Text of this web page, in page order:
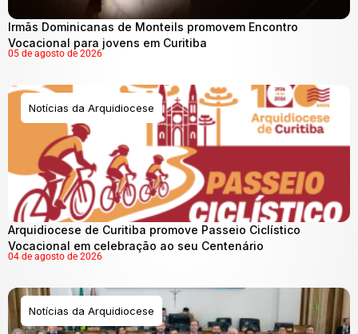
Irmãs Dominicanas de Monteils promovem Encontro
Vocacional para jovens em Curitiba
05 de agosto de 2026
Notícias da Arquidiocese
Arquidiocese de Curitiba promove Passeio Ciclístico
Vocacional em celebração ao seu Centenário
04 de agosto de 2026
Notícias da Arquidiocese